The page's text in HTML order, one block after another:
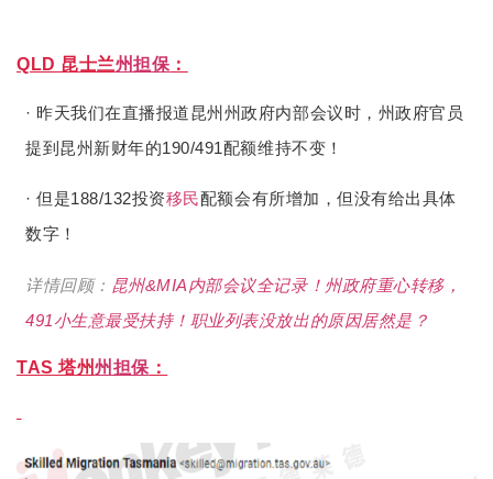
QLD 昆士兰州担保：
· 昨天我们在直播报道昆州州政府内部会议时，州政府官员
提到昆州新财年的190/491配额维持不变！
· 但是188/132投资移民配额会有所增加，但没有给出具体
数字！
详情回顾： 昆州&MIA内部会议全记录！州政府重心转移，
491小生意最受扶持！职业列表没放出的原因居然是？
TAS 塔州州担保 ：